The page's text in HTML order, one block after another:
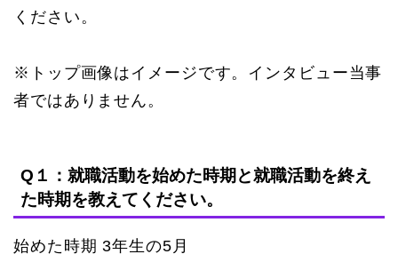
ください。
※トップ画像はイメージです。インタビュー当事
者ではありません。
Q１：就職活動を始めた時期と就職活動を終え
た時期を教えてください。
始めた時期 3年生の5月